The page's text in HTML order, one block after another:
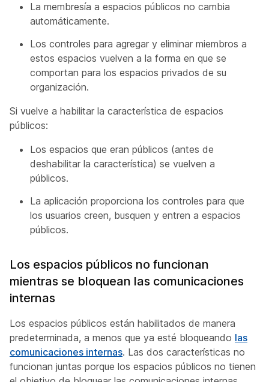
La membresía a espacios públicos no cambia
automáticamente.
Los controles para agregar y eliminar miembros a
estos espacios vuelven a la forma en que se
comportan para los espacios privados de su
organización.
Si vuelve a habilitar la característica de espacios
públicos:
Los espacios que eran públicos (antes de
deshabilitar la característica) se vuelven a
públicos.
La aplicación proporciona los controles para que
los usuarios creen, busquen y entren a espacios
públicos.
Los espacios públicos no funcionan
mientras se bloquean las comunicaciones
internas
Los espacios públicos están habilitados de manera
predeterminada, a menos que ya esté bloqueando las
comunicaciones internas. Las dos características no
funcionan juntas porque los espacios públicos no tienen